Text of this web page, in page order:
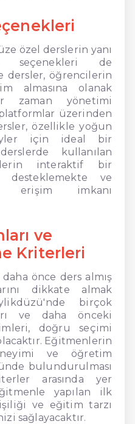
özel derslerin yanı
seçenekleri de
dersler, öğrencilerin
almasına olanak
zaman yönetimi
üzerinden
özellikle yoğun
için ideal bir
kullanılan
interaktif bir
desteklemekte ve
erişim imkanı
ve
Kriterleri
önce ders almış
dikkate almak
birçok
ve daha önceki
doğru seçimi
Eğitmenlerin
ve öğretim
bulundurulması
arasında yer
yapılan ilk
ve eğitim tarzı
sağlayacaktır.